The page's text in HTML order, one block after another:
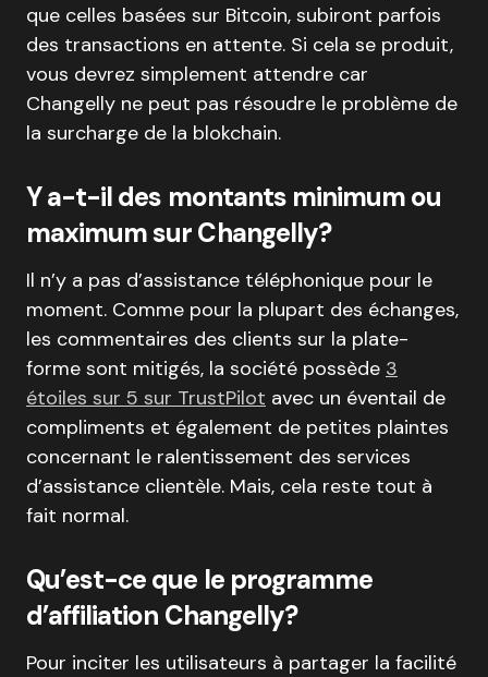
que celles basées sur Bitcoin, subiront parfois
des transactions en attente. Si cela se produit,
vous devrez simplement attendre car
Changelly ne peut pas résoudre le problème de
la surcharge de la blokchain.
Y a-t-il des montants minimum ou
maximum sur Changelly?
Il n’y a pas d’assistance téléphonique pour le
moment. Comme pour la plupart des échanges,
les commentaires des clients sur la plate-
forme sont mitigés, la société possède 3
étoiles sur 5 sur TrustPilot avec un éventail de
compliments et également de petites plaintes
concernant le ralentissement des services
d’assistance clientèle. Mais, cela reste tout à
fait normal.
Qu’est-ce que le programme
d’affiliation Changelly?
Pour inciter les utilisateurs à partager la facilité